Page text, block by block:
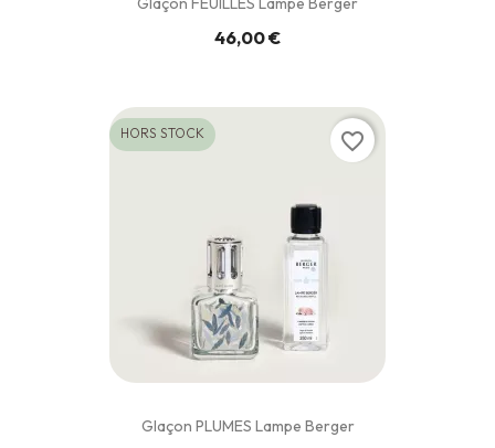
46,00 €
Glaçon PLUMES Lampe Berger
HORS STOCK favorite_border